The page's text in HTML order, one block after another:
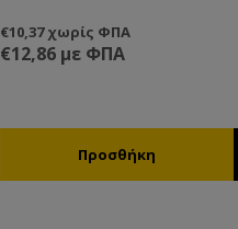
€10,37 χωρίς ΦΠΑ
€12,86 με ΦΠΑ